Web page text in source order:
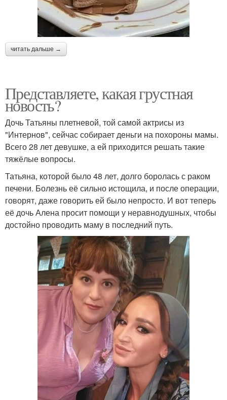
читать дальше →
Представляете, какая грустная
новость?
Дочь Татьяны плетневой, той самой актрисы из
"Интернов", сейчас собирает деньги на похороны мамы.
Всего 28 лет девушке, а ей приходится решать такие
тяжёлые вопросы.
Татьяна, которой было 48 лет, долго боролась с раком
печени. Болезнь её сильно истощила, и после операции,
говорят, даже говорить ей было непросто. И вот теперь
её дочь Алена просит помощи у неравнодушных, чтобы
достойно проводить маму в последний путь.